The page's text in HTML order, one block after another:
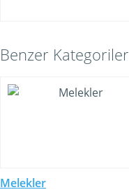
Benzer Kategoriler
Melekler